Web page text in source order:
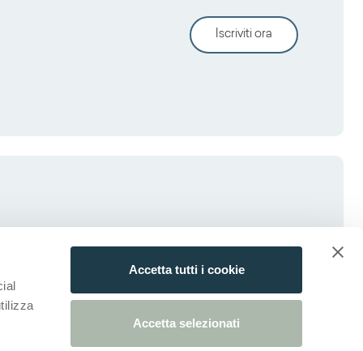
Accetta tutti i cookie
Accetta selezionati
Iscriviti ora